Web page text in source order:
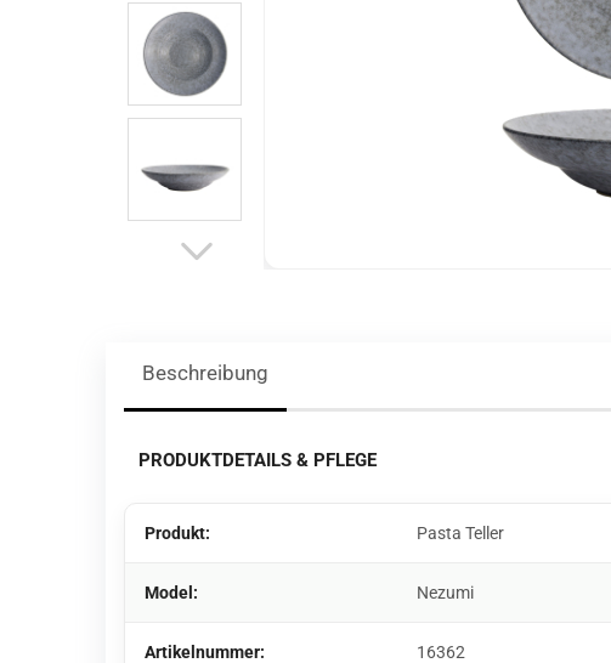
Beschreibung
PRODUKTDETAILS & PFLEGE
Produkt: Pasta Teller
Model: Nezumi
Artikelnummer: 16362